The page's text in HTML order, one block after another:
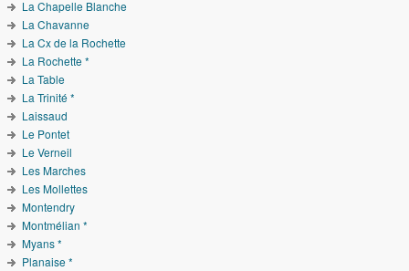
La Chapelle Blanche
La Chavanne
La Cx de la Rochette
La Rochette *
La Table
La Trinité *
Laissaud
Le Pontet
Le Verneil
Les Marches
Les Mollettes
Montendry
Montmélian *
Myans *
Planaise *